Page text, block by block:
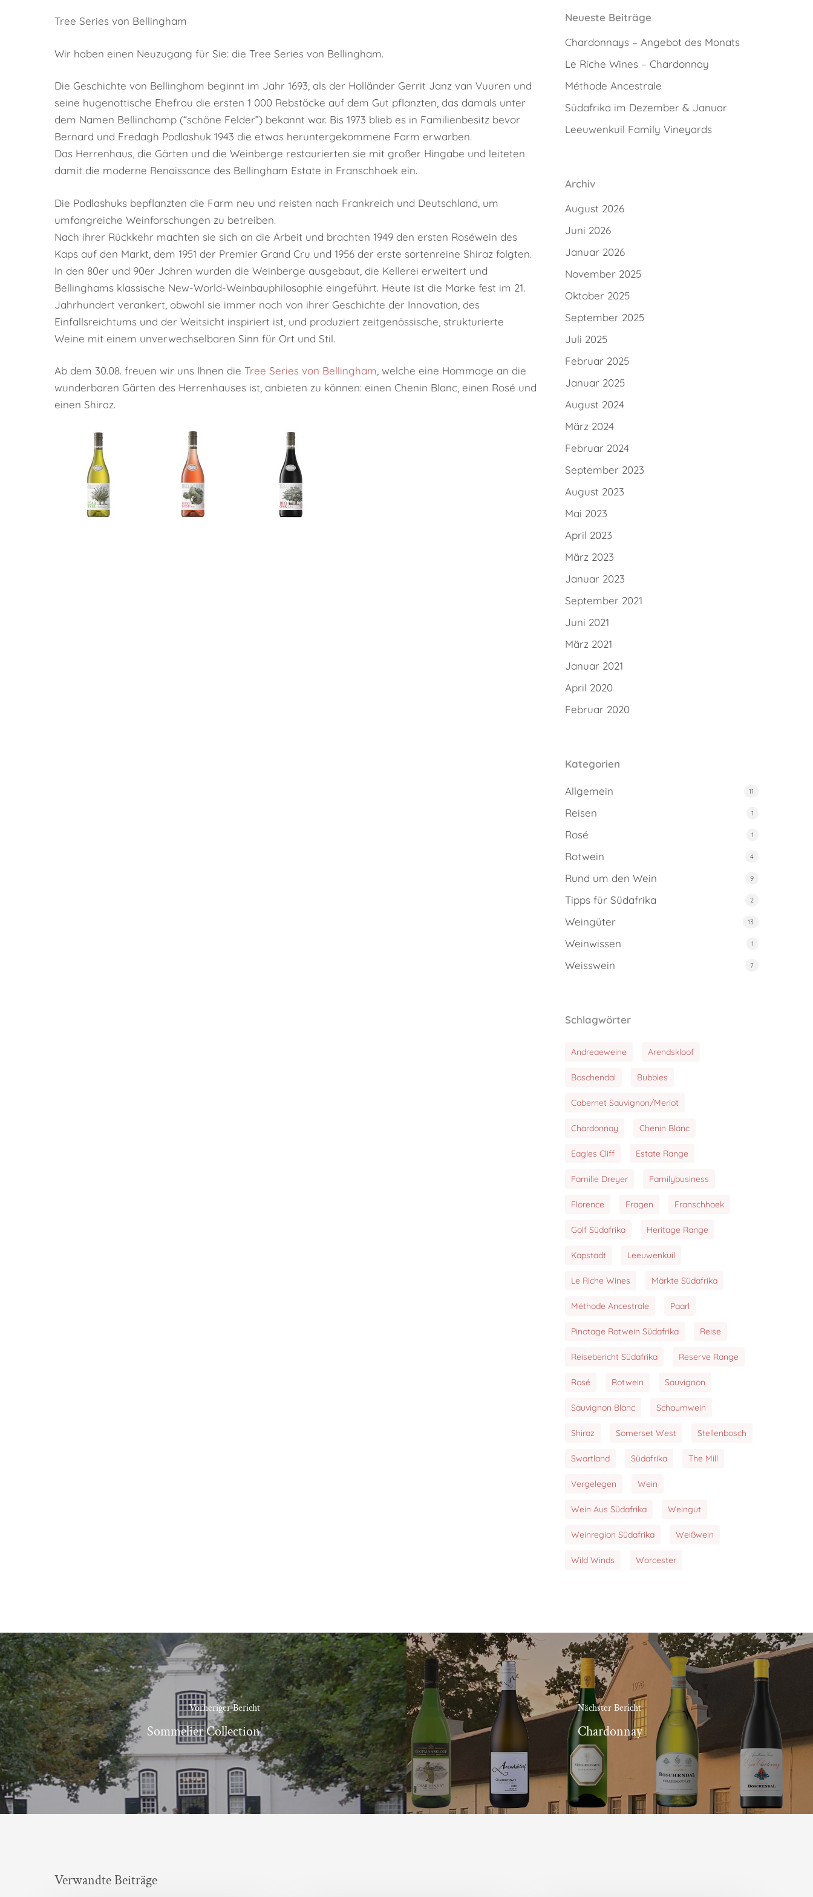
Hit enter to search or ESC to close
Tree Series von Bellingham
Wir haben einen Neuzugang für Sie: die Tree Series von Bellingham.
Die Geschichte von Bellingham beginnt im Jahr 1693, als der Holländer Gerrit Janz van Vuuren und
seine hugenottische Ehefrau die ersten 1 000 Rebstöcke auf dem Gut pflanzten, das damals unter
dem Namen Bellinchamp (“schöne Felder”) bekannt war. Bis 1973 blieb es in Familienbesitz bevor
Bernard und Fredagh Podlashuk 1943 die etwas heruntergekommene Farm erwarben.
Das Herrenhaus, die Gärten und die Weinberge restaurierten sie mit großer Hingabe und leiteten
damit die moderne Renaissance des Bellingham Estate in Franschhoek ein.
Die Podlashuks bepflanzten die Farm neu und reisten nach Frankreich und Deutschland, um
umfangreiche Weinforschungen zu betreiben.
Nach ihrer Rückkehr machten sie sich an die Arbeit und brachten 1949 den ersten Roséwein des
Kaps auf den Markt, dem 1951 der Premier Grand Cru und 1956 der erste sortenreine Shiraz folgten.
In den 80er und 90er Jahren wurden die Weinberge ausgebaut, die Kellerei erweitert und
Bellinghams klassische New-World-Weinbauphilosophie eingeführt. Heute ist die Marke fest im 21.
Jahrhundert verankert, obwohl sie immer noch von ihrer Geschichte der Innovation, des
Einfallsreichtums und der Weitsicht inspiriert ist, und produziert zeitgenössische, strukturierte
Weine mit einem unverwechselbaren Sinn für Ort und Stil.
Ab dem 30.08. freuen wir uns Ihnen die Tree Series von Bellingham , welche eine Hommage an die
wunderbaren Gärten des Herrenhauses ist, anbieten zu können: einen Chenin Blanc, einen Rosé und
einen Shiraz.
Neueste Beiträge
Chardonnays – Angebot des Monats
Le Riche Wines – Chardonnay
Méthode Ancestrale
Südafrika im Dezember & Januar
Leeuwenkuil Family Vineyards
Archiv
August 2026
Juni 2026
Januar 2026
November 2025
Oktober 2025
September 2025
Juli 2025
Februar 2025
Januar 2025
August 2024
März 2024
Februar 2024
September 2023
August 2023
Mai 2023
April 2023
März 2023
Januar 2023
September 2021
Juni 2021
März 2021
Januar 2021
April 2020
Februar 2020
Kategorien
Allgemein 11
Reisen 1
Rosé 1
Rotwein 4
Rund um den Wein 9
Tipps für Südafrika 2
Weingüter 13
Weinwissen 1
Weisswein 7
Schlagwörter
Andreaeweine Arendskloof
Boschendal Bubbles
Cabernet Sauvignon/Merlot
Chardonnay Chenin Blanc
Eagles Cliff Estate Range
Familie Dreyer Familybusiness
Florence Fragen Franschhoek
Golf Südafrika Heritage Range
Kapstadt Leeuwenkuil
Le Riche Wines Märkte Südafrika
Méthode Ancestrale Paarl
Pinotage Rotwein Südafrika Reise
Reisebericht Südafrika Reserve Range
Rosé Rotwein Sauvignon
Sauvignon Blanc Schaumwein
Shiraz Somerset West Stellenbosch
Swartland Südafrika The Mill
Vergelegen Wein
Wein Aus Südafrika Weingut
Weinregion Südafrika Weißwein
Wild Winds Worcester
Vorheriger Bericht
Sommelier Collection
Nächster Bericht
Chardonnay
Verwandte Beiträge